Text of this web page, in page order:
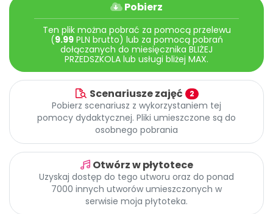
Archiwalne numery
Pomoc
Promocje
Pobierz
Ten plik można pobrać za pomocą przelewu
(9.99PLN brutto) lub za pomocą pobrań
dołączanych do miesięcznika BLIŻEJ
PRZEDSZKOLA lub usługi bliżej MAX.
Scenariusze zajęć 2
Pobierz scenariusz z wykorzystaniem tej
pomocy dydaktycznej. Pliki umieszczone są do
osobnego pobrania
Otwórz w płytotece
Uzyskaj dostęp do tego utworu oraz do ponad
7000 innych utworów umieszczonych w
serwisie moja płytoteka.